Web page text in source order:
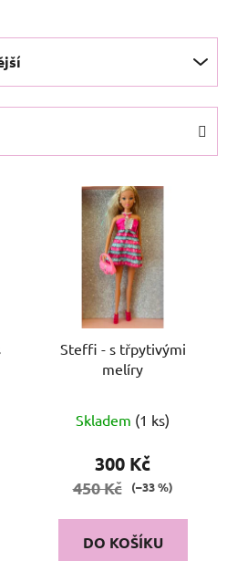
Steffi - s třpytivými
melíry
Skladem (1 ks)
300 Kč
450 Kč (–33 %)
DO KOŠÍKU